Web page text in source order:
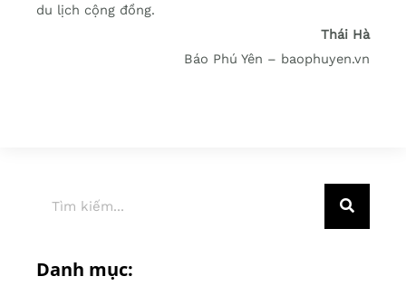
du lịch cộng đồng.
Thái Hà
Báo Phú Yên – baophuyen.vn
Danh mục: